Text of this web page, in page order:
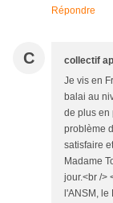
Répondre
C collectif
Je vis en
balai au
de plus en
problème
satisfaire
Madame
jour.<br />
l'ANSM,